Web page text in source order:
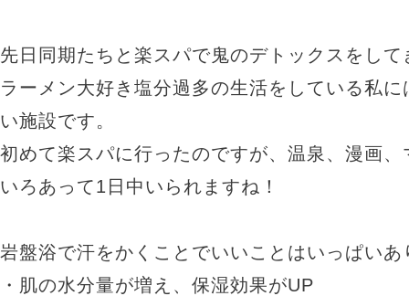
先日同期たちと楽スパで鬼のデトックスをして
ラーメン大好き塩分過多の生活をしている私
い施設です。
初めて楽スパに行ったのですが、温泉、漫画
いろあって1日中いられますね！
岩盤浴で汗をかくことでいいことはいっぱいあ
・肌の水分量が増え、保湿効果がUP